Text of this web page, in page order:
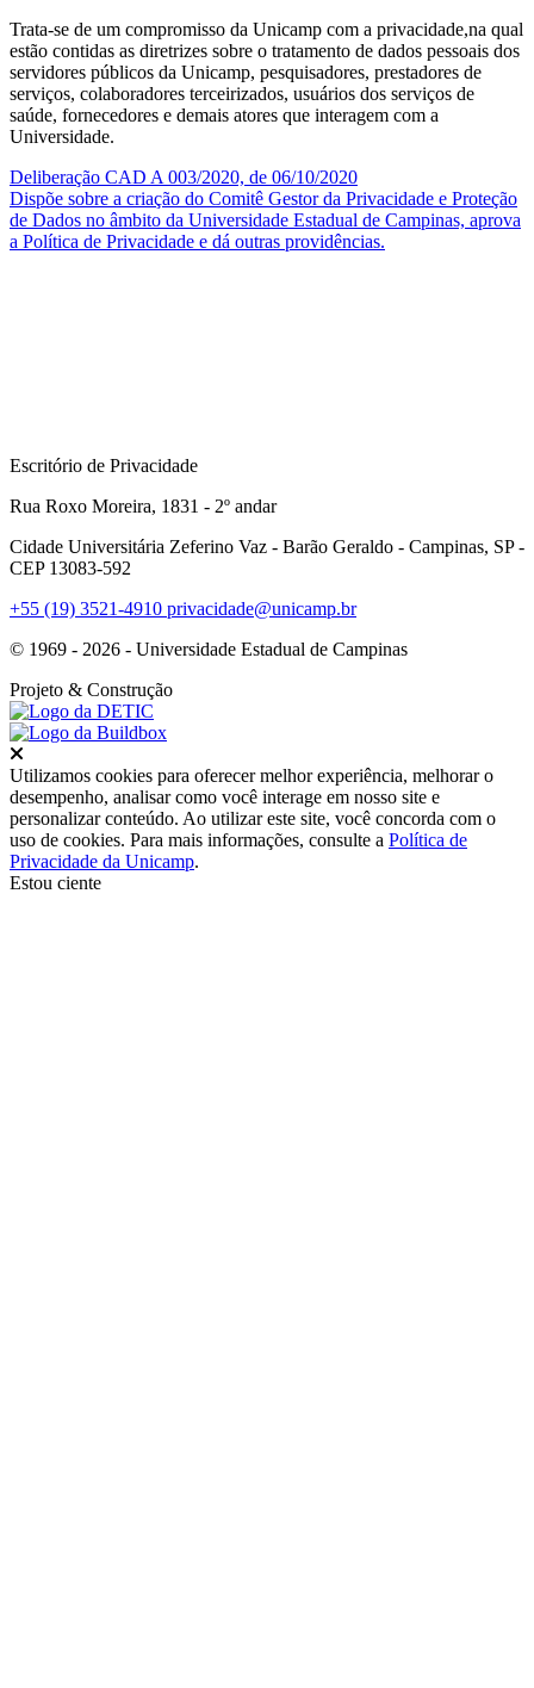
Trata-se de um compromisso da Unicamp com a privacidade,na qual
estão contidas as diretrizes sobre o tratamento de dados pessoais dos
servidores públicos da Unicamp, pesquisadores, prestadores de
serviços, colaboradores terceirizados, usuários dos serviços de
saúde, fornecedores e demais atores que interagem com a
Universidade.
Deliberação CAD A 003/2020, de 06/10/2020
Dispõe sobre a criação do Comitê Gestor da Privacidade e Proteção
de Dados no âmbito da Universidade Estadual de Campinas, aprova
a Política de Privacidade e dá outras providências.
Escritório de Privacidade
Rua Roxo Moreira, 1831 - 2º andar
Cidade Universitária Zeferino Vaz - Barão Geraldo - Campinas, SP -
CEP 13083-592
+55 (19) 3521-4910 privacidade@unicamp.br
© 1969 - 2026 - Universidade Estadual de Campinas
Projeto & Construção
Utilizamos cookies para oferecer melhor experiência, melhorar o
desempenho, analisar como você interage em nosso site e
personalizar conteúdo. Ao utilizar este site, você concorda com o
uso de cookies. Para mais informações, consulte a Política de
Privacidade da Unicamp.
Estou ciente